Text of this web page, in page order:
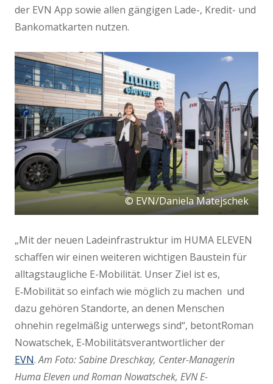
der EVN App sowie allen gängigen Lade-, Kredit- und
Bankomatkarten nutzen.
© EVN/Daniela Matejschek
„Mit der neuen Ladeinfrastruktur im HUMA ELEVEN
schaffen wir einen weiteren wichtigen Baustein für
alltagstaugliche E-Mobilität. Unser Ziel ist es,
E‑Mobilität so einfach wie möglich zu machen und
dazu gehören Standorte, an denen Menschen
ohnehin regelmäßig unterwegs sind“, betontRoman
Nowatschek, E‑Mobilitätsverantwortlicher der
EVN.Am Foto: Sabine Dreschkay, Center-Managerin
Huma Eleven und Roman Nowatschek, EVN E-